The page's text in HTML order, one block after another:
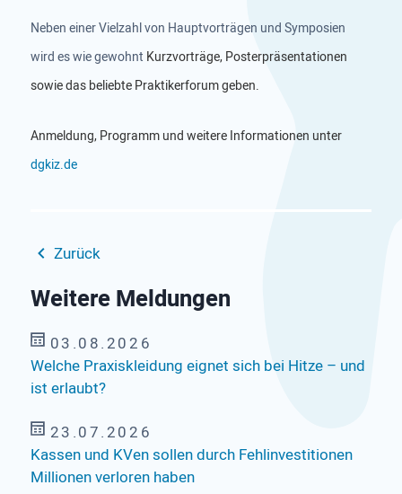
Neben einer Vielzahl von Hauptvorträgen und Symposien
wird es wie gewohnt Kurzvorträge, Posterpräsentationen
sowie das beliebte Praktikerforum geben.
Anmeldung, Programm und weitere Informationen unter
dgkiz.de
Zurück
Weitere Meldungen
03.08.2026
Welche Praxiskleidung eignet sich bei Hitze – und
ist erlaubt?
23.07.2026
Kassen und KVen sollen durch Fehlinvestitionen
Millionen verloren haben